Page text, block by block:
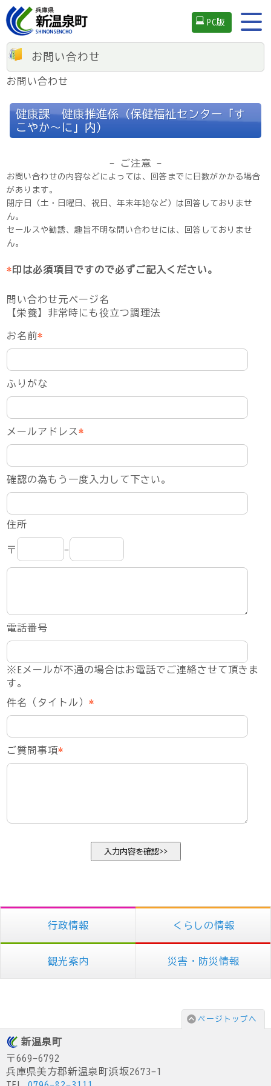
PC版
お問い合わせ
お問い合わせ
健康課 健康推進係（保健福祉センター「す
こやか～に」内）
- ご注意 -
お問い合わせの内容などによっては、回答までに日数がかかる場合
があります。
閉庁日（土・日曜日、祝日、年末年始など）は回答しておりませ
ん。
セールスや勧誘、趣旨不明な問い合わせには、回答しておりませ
ん。
*印は必須項目ですので必ずご記入ください。
問い合わせ元ページ名
【栄養】非常時にも役立つ調理法
お名前*
ふりがな
メールアドレス*
確認の為もう一度入力して下さい。
住所
〒 -
電話番号
※Eメールが不通の場合はお電話でご連絡させて頂きま
す。
件名（タイトル）*
ご質問事項*
行政情報 くらしの情報
観光案内 災害・防災情報
ページトップへ
新温泉町
〒669-6792
兵庫県美方郡新温泉町浜坂2673-1